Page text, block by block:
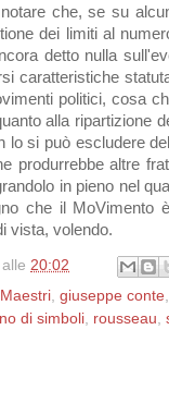
che, se su
dei limiti al
detto nulla
caratteristiche
politici, cosa
alla ripartizione
lo si può escludere
produrrebbe altre
in pieno nel
che il MoVimento
vista, volendo.
alle 20:02
giuseppe conte
di simboli rousseau